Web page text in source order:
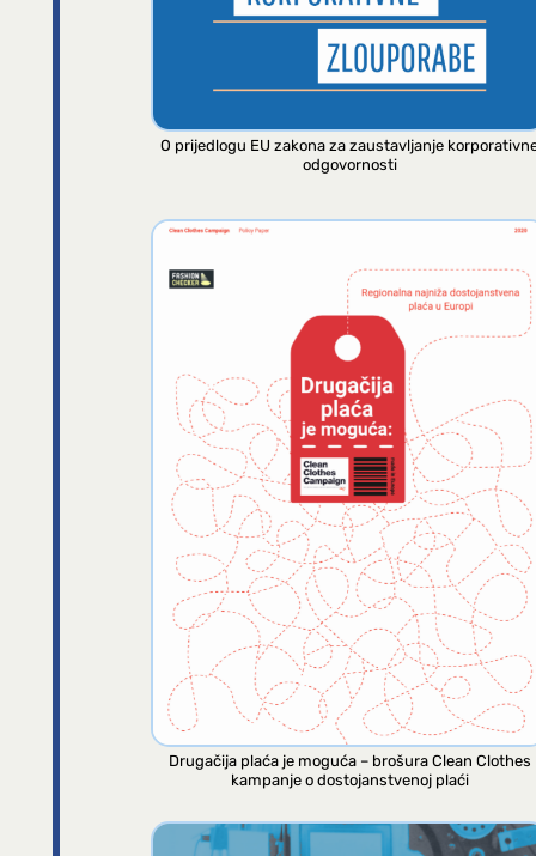
O prijedlogu EU zakona za zaustavljanje
odgovornosti
Drugačija plaća je moguća – brošura Clean Clothes
kampanje o dostojanstvenoj plaći